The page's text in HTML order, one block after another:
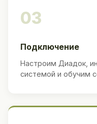
03
Подключение
Настроим Диадок,
системой и обучим